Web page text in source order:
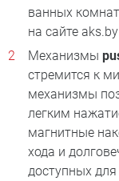
ванных
на сайте
Механизмы
стремится к
механизмы
легким
магнитные
хода и
доступных